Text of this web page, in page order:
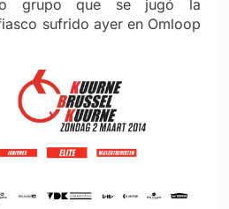
grupo que se jugó la
sufrido ayer en Omloop